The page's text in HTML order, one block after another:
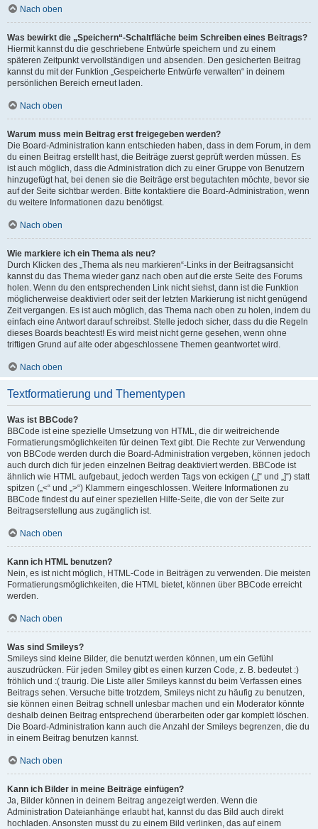
Nach oben
Was bewirkt die „Speichern“-Schaltfläche beim Schreiben eines Beitrags?
Hiermit kannst du die geschriebene Entwürfe speichern und zu einem
späteren Zeitpunkt vervollständigen und absenden. Den gesicherten Beitrag
kannst du mit der Funktion „Gespeicherte Entwürfe verwalten“ in deinem
persönlichen Bereich erneut laden.
Nach oben
Warum muss mein Beitrag erst freigegeben werden?
Die Board-Administration kann entschieden haben, dass in dem Forum, in dem
du einen Beitrag erstellt hast, die Beiträge zuerst geprüft werden müssen. Es
ist auch möglich, dass die Administration dich zu einer Gruppe von Benutzern
hinzugefügt hat, bei denen sie die Beiträge erst begutachten möchte, bevor sie
auf der Seite sichtbar werden. Bitte kontaktiere die Board-Administration, wenn
du weitere Informationen dazu benötigst.
Nach oben
Wie markiere ich ein Thema als neu?
Durch Klicken des „Thema als neu markieren“-Links in der Beitragsansicht
kannst du das Thema wieder ganz nach oben auf die erste Seite des Forums
holen. Wenn du den entsprechenden Link nicht siehst, dann ist die Funktion
möglicherweise deaktiviert oder seit der letzten Markierung ist nicht genügend
Zeit vergangen. Es ist auch möglich, das Thema nach oben zu holen, indem du
einfach eine Antwort darauf schreibst. Stelle jedoch sicher, dass du die Regeln
dieses Boards beachtest! Es wird meist nicht gerne gesehen, wenn ohne
triftigen Grund auf alte oder abgeschlossene Themen geantwortet wird.
Nach oben
Textformatierung und Thementypen
Was ist BBCode?
BBCode ist eine spezielle Umsetzung von HTML, die dir weitreichende
Formatierungsmöglichkeiten für deinen Text gibt. Die Rechte zur Verwendung
von BBCode werden durch die Board-Administration vergeben, können jedoch
auch durch dich für jeden einzelnen Beitrag deaktiviert werden. BBCode ist
ähnlich wie HTML aufgebaut, jedoch werden Tags von eckigen („[“ und „]“) statt
spitzen („<“ und „>“) Klammern eingeschlossen. Weitere Informationen zu
BBCode findest du auf einer speziellen Hilfe-Seite, die von der Seite zur
Beitragserstellung aus zugänglich ist.
Nach oben
Kann ich HTML benutzen?
Nein, es ist nicht möglich, HTML-Code in Beiträgen zu verwenden. Die meisten
Formatierungsmöglichkeiten, die HTML bietet, können über BBCode erreicht
werden.
Nach oben
Was sind Smileys?
Smileys sind kleine Bilder, die benutzt werden können, um ein Gefühl
auszudrücken. Für jeden Smiley gibt es einen kurzen Code, z. B. bedeutet :)
fröhlich und :( traurig. Die Liste aller Smileys kannst du beim Verfassen eines
Beitrags sehen. Versuche bitte trotzdem, Smileys nicht zu häufig zu benutzen,
sie können einen Beitrag schnell unlesbar machen und ein Moderator könnte
deshalb deinen Beitrag entsprechend überarbeiten oder gar komplett löschen.
Die Board-Administration kann auch die Anzahl der Smileys begrenzen, die du
in einem Beitrag benutzen kannst.
Nach oben
Kann ich Bilder in meine Beiträge einfügen?
Ja, Bilder können in deinem Beitrag angezeigt werden. Wenn die
Administration Dateianhänge erlaubt hat, kannst du das Bild auch direkt
hochladen. Ansonsten musst du zu einem Bild verlinken, das auf einem